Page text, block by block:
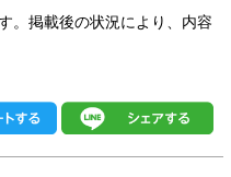
。掲載後の状況により、内容